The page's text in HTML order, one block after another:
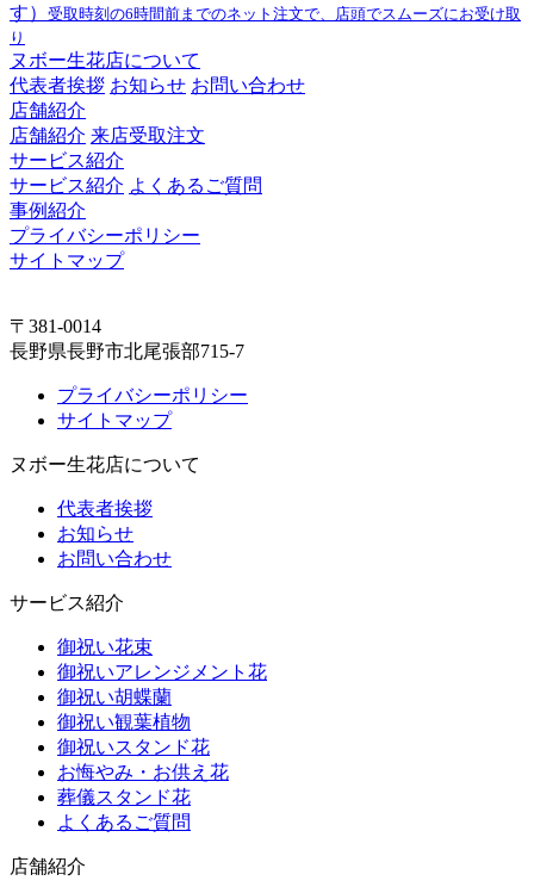
す） 受取時刻の6時間前までのネット注文で、店頭でスムーズにお受け取
り
ヌボー生花店について
代表者挨拶 お知らせ お問い合わせ
店舗紹介
店舗紹介 来店受取注文
サービス紹介
サービス紹介 よくあるご質問
事例紹介
プライバシーポリシー
サイトマップ
〒381-0014
長野県長野市北尾張部715-7
プライバシーポリシー
サイトマップ
ヌボー生花店について
代表者挨拶
お知らせ
お問い合わせ
サービス紹介
御祝い花束
御祝いアレンジメント花
御祝い胡蝶蘭
御祝い観葉植物
御祝いスタンド花
お悔やみ・お供え花
葬儀スタンド花
よくあるご質問
店舗紹介